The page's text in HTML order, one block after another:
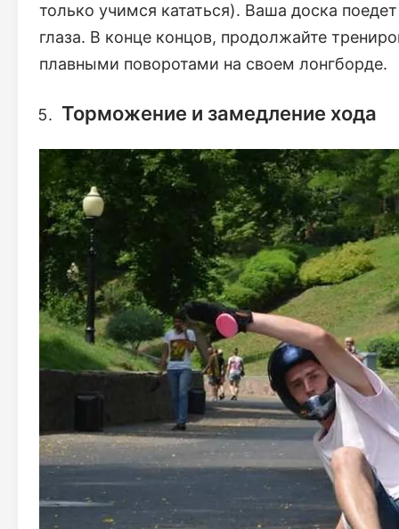
только учимся кататься). Ваша доска
глаза. В конце концов, продолжайте
плавными поворотами на своем лонгборде.
Торможение и замедление хода